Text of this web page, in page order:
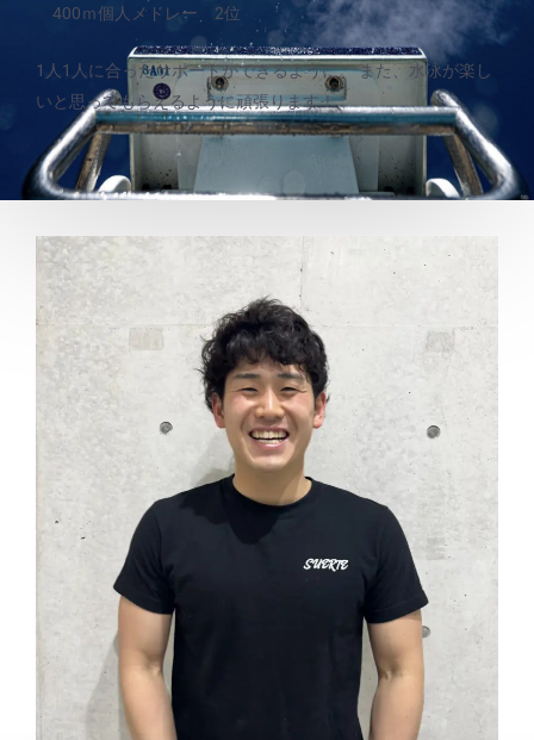
400ｍ個人メドレー 2位
1人1人に合ったサポートができるように。 また、水泳が楽し
いと思ってもらえるように頑張ります！